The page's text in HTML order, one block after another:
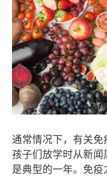
通常情况下，有关
孩子们放学时从新
是典型的一年。免疫